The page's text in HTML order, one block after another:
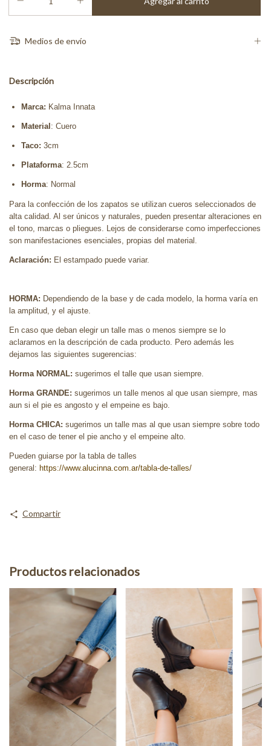
Medios de envío
Descripción
Marca: Kalma Innata
Material : Cuero
Taco: 3cm
Plataforma: 2.5cm
Horma: Normal
Para la confección de los zapatos se utilizan cueros seleccionados de
alta calidad. Al ser únicos y naturales, pueden presentar alteraciones en
el tono, marcas o pliegues. Lejos de considerarse como imperfecciones
son manifestaciones esenciales, propias del material.
Aclaración: El estampado puede variar.
HORMA: Dependiendo de la base y de cada modelo, la horma varía en
la amplitud, y el ajuste.
En caso que deban elegir un talle mas o menos siempre se lo
aclaramos en la descripción de cada producto. Pero además les
dejamos las siguientes sugerencias:
Horma NORMAL: sugerimos el talle que usan siempre.
Horma GRANDE: sugerimos un talle menos al que usan siempre, mas
aun si el pie es angosto y el empeine es bajo.
Horma CHICA: sugerimos un talle mas al que usan siempre sobre todo
en el caso de tener el pie ancho y el empeine alto.
Pueden guiarse por la tabla de talles
general: https://www.alucinna.com.ar/tabla-de-talles/
Compartir
Productos relacionados